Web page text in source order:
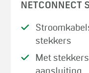
stekkers
Met